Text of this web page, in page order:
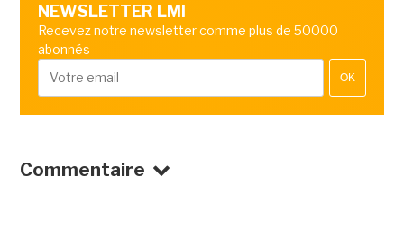
NEWSLETTER LMI
Recevez notre newsletter comme plus de 50000
abonnés
OK
Commentaire